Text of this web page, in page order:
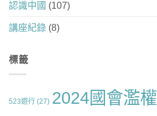
認識中國 (107)
講座紀錄 (8)
標籤
523遊行 (27) 2024國會濫權